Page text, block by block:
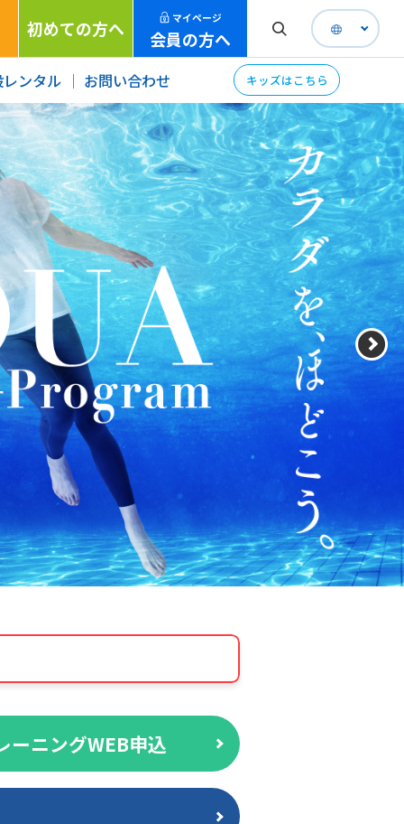
初めての方へ マイページ
会員の方へ
ンタル お問い合わせ キッズはこちら
ーニングWEB申込